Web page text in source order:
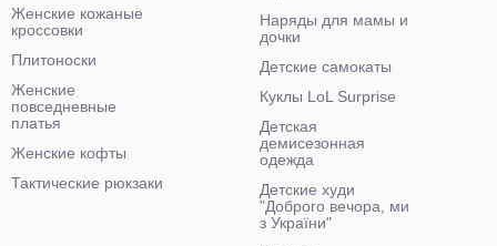
Женские кожаные
кроссовки
Плитоноски
Женские
повседневные
платья
Женские кофты
Тактические рюкзаки
Наряды для мамы и
дочки
Детские самокаты
Куклы LoL Surprise
Детская
демисезонная
одежда
Детские худи
"Доброго вечора, ми
з України"